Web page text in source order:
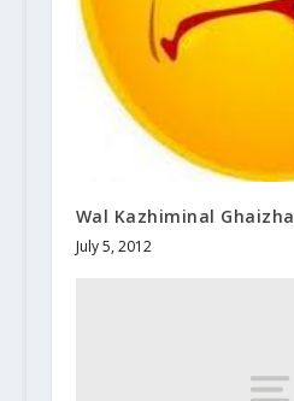
Wal Kazhiminal Ghaizha
July 5, 2012